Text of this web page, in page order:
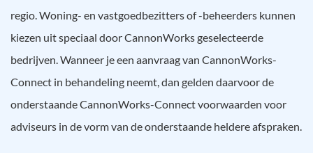
regio. Woning- en vastgoedbezitters of -beheerders kunnen
kiezen uit speciaal door CannonWorks geselecteerde
bedrijven. Wanneer je een aanvraag van CannonWorks-
Connect in behandeling neemt, dan gelden daarvoor de
onderstaande CannonWorks-Connect voorwaarden voor
adviseurs in de vorm van de onderstaande heldere afspraken.